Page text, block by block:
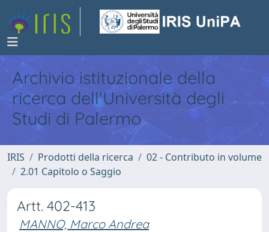
Archivio istituzionale della
ricerca dell'Università degli
Studi di Palermo
IRIS Prodotti della ricerca
02 - Contributo in volume
2.01 Capitolo o Saggio
Artt. 402-413
MANNO, Marco Andrea